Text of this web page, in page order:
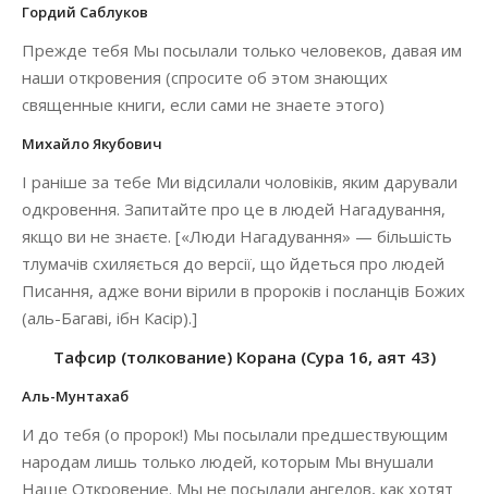
Гордий Саблуков
Прежде тебя Мы посылали только человеков, давая им
наши откровения (спросите об этом знающих
священные книги, если сами не знаете этого)
Михайло Якубович
І раніше за тебе Ми відсилали чоловіків, яким дарували
одкровення. Запитайте про це в людей Нагадування,
якщо ви не знаєте. [«Люди Нагадування» — більшість
тлумачів схиляється до версії, що йдеться про людей
Писання, адже вони вірили в пророків і посланців Божих
(аль-Багаві, ібн Касір).]
Тафсир (толкование) Корана (Сура 16, аят 43)
Аль-Мунтахаб
И до тебя (о пророк!) Мы посылали предшествующим
народам лишь только людей, которым Мы внушали
Наше Откровение. Мы не посылали ангелов, как хотят